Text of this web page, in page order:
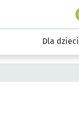
Dla dzieci